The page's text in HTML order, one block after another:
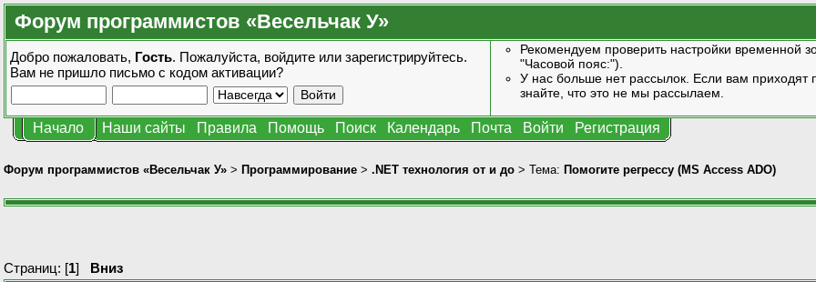
Форум программистов «Весельчак У»
Добро пожаловать, Гость. Пожалуйста, войдите или зарегистрируйтесь.
Вам не пришло письмо с кодом активации?
Рекомендуем проверить настройки
"Часовой пояс:").
У нас больше нет рассылок. Если вам
знайте, что это не мы рассылаем.
Начало Наши сайты Правила Помощь Поиск Календарь Почта Войти Регистрация
Форум программистов «Весельчак У» > Программирование > .NET технология от и до > Тема: Помогите регрессу (MS Access ADO)
Страниц: [1] Вниз